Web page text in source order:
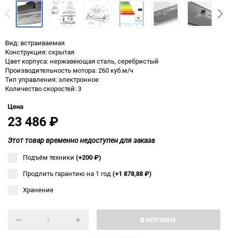
Вид: встраиваемая
Конструкция: скрытая
Цвет корпуса: нержавеющая сталь, серебристый
Производительность мотора: 260 куб.м/ч
Тип управления: электронное
Количество скоростей: 3
Цена
23 486₽
Этот товар временно недоступен для заказа
Подъём техники (+200₽)
Продлить гарантию на 1 год(+1 878,88₽)
Хранение
В КОРЗИНУ